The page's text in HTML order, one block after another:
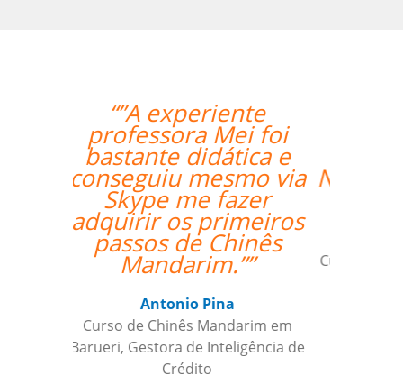
“”O professor é
bastante atencioso,
paciente e didático.
Não poderia estar mais
feliz com a aula.””
Jonas Morais
Curso de Coreano em Ribeirao Preto